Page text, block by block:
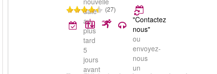
date
au
plus
tard
5
jours
avant
(27)
"Contactez
nous"
ou
envoyez-
nous
un